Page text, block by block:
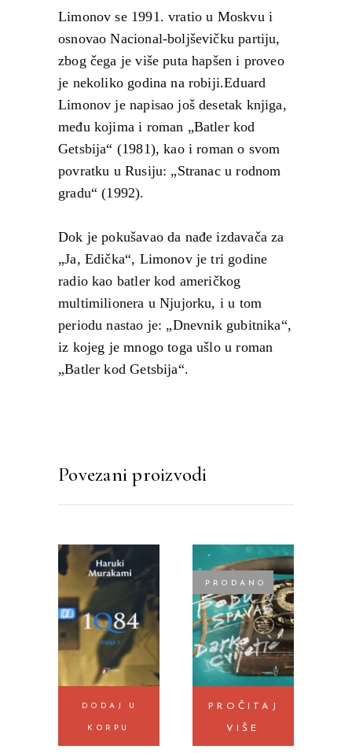
Limonov se 1991. vratio u Moskvu i
osnovao Nacional-boljševičku partiju,
zbog čega je više puta hapšen i proveo
je nekoliko godina na robiji.Eduard
Limonov je napisao još desetak knjiga,
među kojima i roman „Batler kod
Getsbija“ (1981), kao i roman o svom
povratku u Rusiju: „Stranac u rodnom
gradu“ (1992).
Dok je pokušavao da nađe izdavača za
„Ja, Edička“, Limonov je tri godine
radio kao batler kod američkog
multimilionera u Njujorku, i u tom
periodu nastao je: „Dnevnik gubitnika“,
iz kojeg je mnogo toga ušlo u roman
„Batler kod Getsbija“.
Povezani proizvodi
DODAJ U
KORPU
PRODANO
PROČITAJ
VIŠE